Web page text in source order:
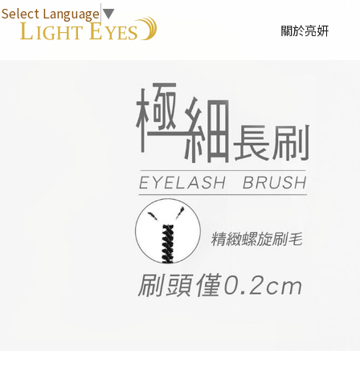
Select Language▼
關於亮妍